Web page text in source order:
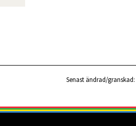
Senast ändrad/granskad: